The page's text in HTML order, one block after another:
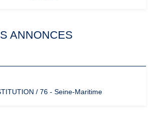
ANNONCES
/ 76 - Seine-Maritime